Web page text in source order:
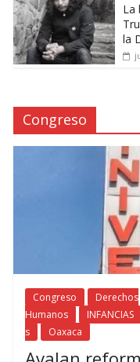
La
la
Congreso
Congreso
Derechos
Humanos
INFANCIAS
s
Oaxaca